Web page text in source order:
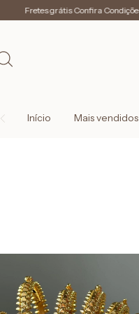
Fretes grátis Confira Condições*
Início Mais vendidos